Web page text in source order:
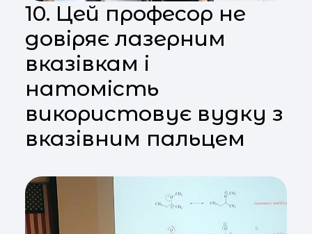
10. Цей професор не
довіряє лазерним
вказівкам і
натомість
використовує вудку з
вказівним пальцем